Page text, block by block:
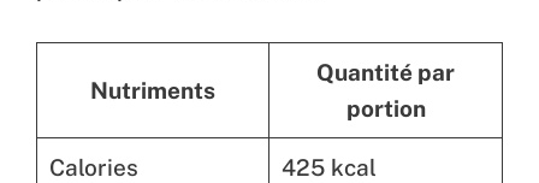
Nutriments
Quantité par
portion
Calories 425 kcal